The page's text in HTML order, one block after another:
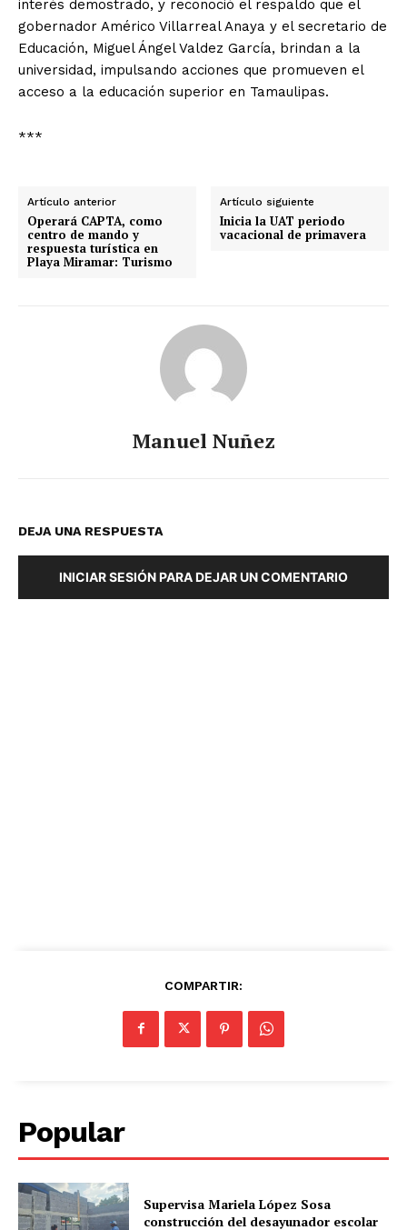
interés demostrado, y reconoció el respaldo que el
gobernador Américo Villarreal Anaya y el secretario de
Educación, Miguel Ángel Valdez García, brindan a la
universidad, impulsando acciones que promueven el
acceso a la educación superior en Tamaulipas.
***
Artículo anterior
Operará CAPTA, como
centro de mando y
respuesta turística en
Playa Miramar: Turismo
Artículo siguiente
Inicia la UAT periodo
vacacional de primavera
Manuel Nuñez
DEJA UNA RESPUESTA
INICIAR SESIÓN PARA DEJAR UN COMENTARIO
COMPARTIR:
Popular
Supervisa Mariela López Sosa
construcción del desayunador escolar